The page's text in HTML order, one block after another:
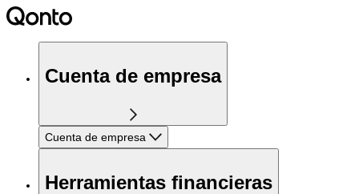
Cuenta de empresa
Cuenta de empresa
Herramientas financieras